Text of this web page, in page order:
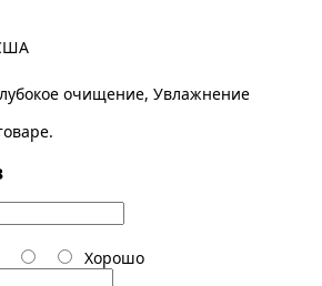
очищение, Увлажнение
Хорошо